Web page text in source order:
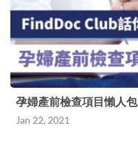
孕婦產前檢查項目懶人包
Jan 22, 2021